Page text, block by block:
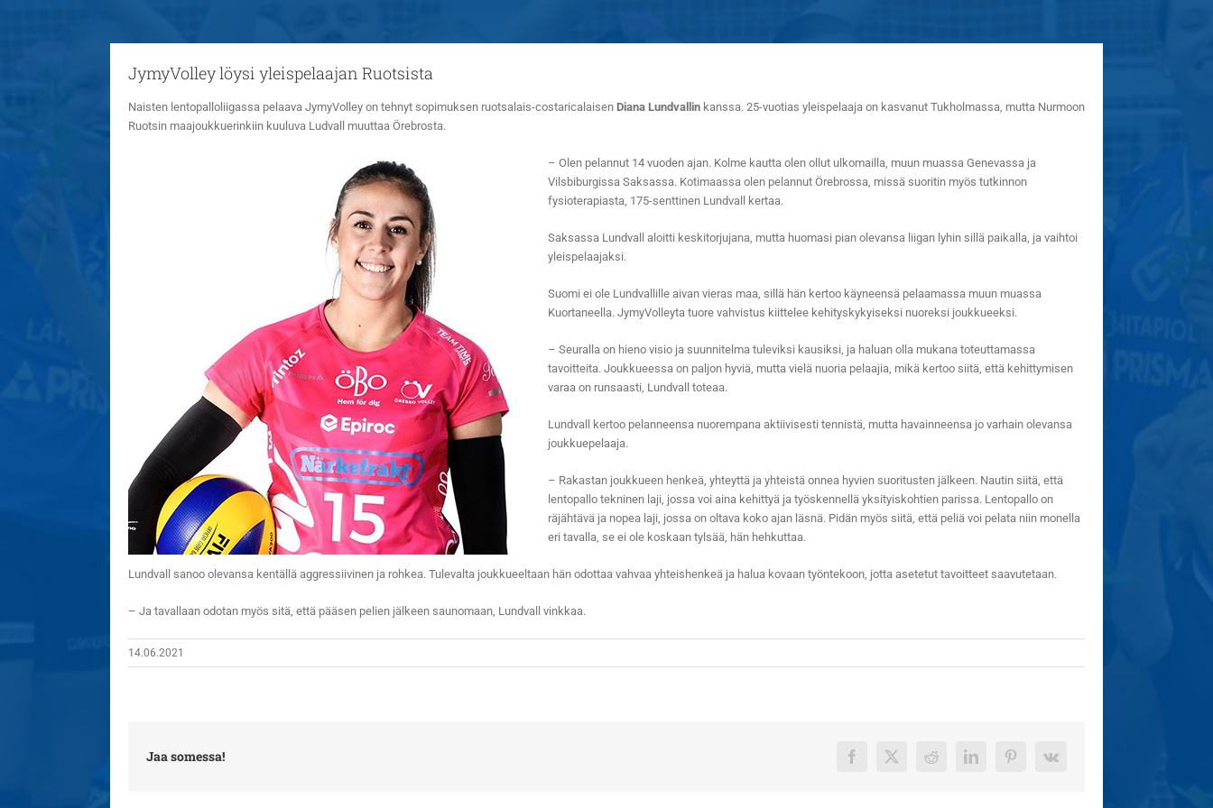
JymyVolley löysi yleispelaajan Ruotsista
Naisten lentopalloliigassa pelaava JymyVolley on tehnyt sopimuksen ruotsalais-costaricalaisen Diana Lundvallin kanssa. 25-vuotias yleispelaaja on kasvanut Tukholmassa, mutta Nurmoon
Ruotsin maajoukkuerinkiin kuuluva Ludvall muuttaa Örebrosta.
– Olen pelannut 14 vuoden ajan. Kolme kautta olen ollut ulkomailla, muun muassa Genevassa ja
Vilsbiburgissa Saksassa. Kotimaassa olen pelannut Örebrossa, missä suoritin myös tutkinnon
fysioterapiasta, 175-senttinen Lundvall kertaa.
Saksassa Lundvall aloitti keskitorjujana, mutta huomasi pian olevansa liigan lyhin sillä paikalla, ja vaihtoi
yleispelaajaksi.
Suomi ei ole Lundvallille aivan vieras maa, sillä hän kertoo käyneensä pelaamassa muun muassa
Kuortaneella. JymyVolleyta tuore vahvistus kiittelee kehityskykyiseksi nuoreksi joukkueeksi.
– Seuralla on hieno visio ja suunnitelma tuleviksi kausiksi, ja haluan olla mukana toteuttamassa
tavoitteita. Joukkueessa on paljon hyviä, mutta vielä nuoria pelaajia, mikä kertoo siitä, että kehittymisen
varaa on runsaasti, Lundvall toteaa.
Lundvall kertoo pelanneensa nuorempana aktiivisesti tennistä, mutta havainneensa jo varhain olevansa
joukkuepelaaja.
– Rakastan joukkueen henkeä, yhteyttä ja yhteistä onnea hyvien suoritusten jälkeen. Nautin siitä, että
lentopallo tekninen laji, jossa voi aina kehittyä ja työskennellä yksityiskohtien parissa. Lentopallo on
räjähtävä ja nopea laji, jossa on oltava koko ajan läsnä. Pidän myös siitä, että peliä voi pelata niin monella
eri tavalla, se ei ole koskaan tylsää, hän hehkuttaa.
Lundvall sanoo olevansa kentällä aggressiivinen ja rohkea. Tulevalta joukkueeltaan hän odottaa vahvaa yhteishenkeä ja halua kovaan työntekoon, jotta asetetut tavoitteet saavutetaan.
– Ja tavallaan odotan myös sitä, että pääsen pelien jälkeen saunomaan, Lundvall vinkkaa.
14.06.2021
Jaa somessa! Facebook
X Reddit LinkedInPinterest
Vk